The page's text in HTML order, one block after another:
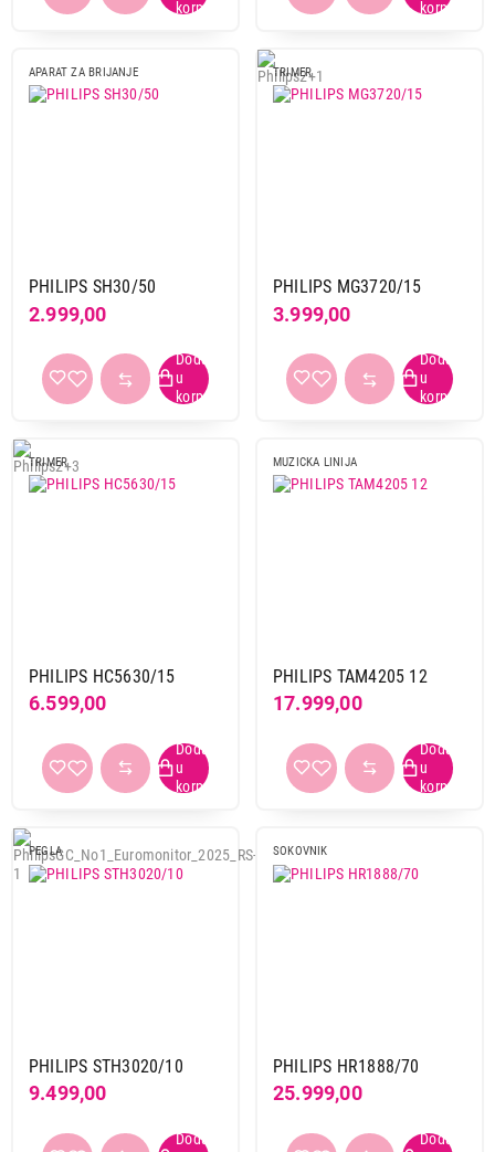
APARAT ZA BRIJANJE
PHILIPS SH30/50
2.999,00
TRIMER
PHILIPS MG3720/15
3.999,00
TRIMER
PHILIPS HC5630/15
6.599,00
MUZICKA LINIJA
PHILIPS TAM4205 12
17.999,00
PEGLA
PHILIPS STH3020/10
9.499,00
SOKOVNIK
PHILIPS HR1888/70
25.999,00